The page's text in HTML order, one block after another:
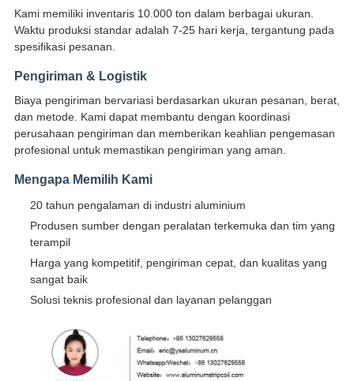
Kami memiliki inventaris 10.000 ton dalam berbagai ukuran.
Waktu produksi standar adalah 7-25 hari kerja, tergantung pada
spesifikasi pesanan.
Pengiriman & Logistik
Biaya pengiriman bervariasi berdasarkan ukuran pesanan, berat,
dan metode. Kami dapat membantu dengan koordinasi
perusahaan pengiriman dan memberikan keahlian pengemasan
profesional untuk memastikan pengiriman yang aman.
Mengapa Memilih Kami
20 tahun pengalaman di industri aluminium
Produsen sumber dengan peralatan terkemuka dan tim yang
terampil
Harga yang kompetitif, pengiriman cepat, dan kualitas yang
sangat baik
Solusi teknis profesional dan layanan pelanggan